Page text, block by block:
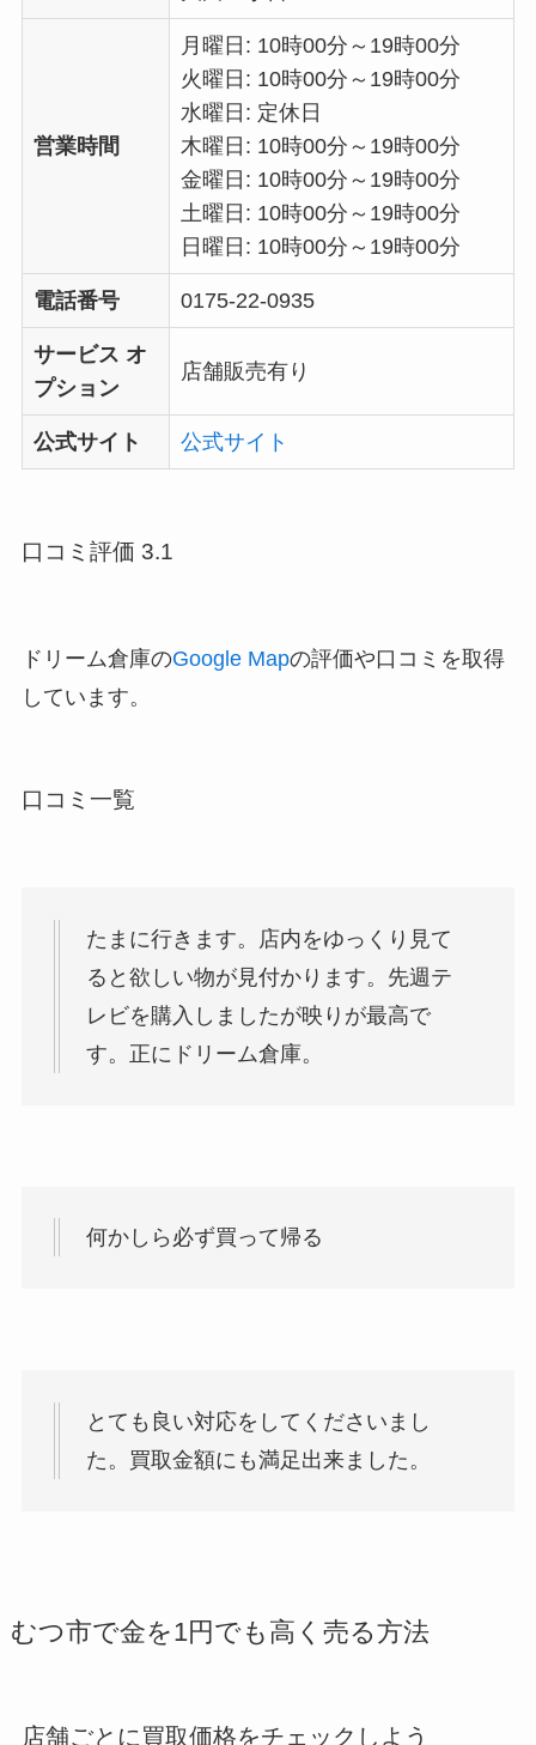
営業時間
月曜日: 10時00分～19時00分
火曜日: 10時00分～19時00分
水曜日: 定休日
木曜日: 10時00分～19時00分
金曜日: 10時00分～19時00分
土曜日: 10時00分～19時00分
日曜日: 10時00分～19時00分
電話番号 0175-22-0935
サービス オ
プション
店舗販売有り
公式サイト 公式サイト
口コミ評価 3.1
ドリーム倉庫のGoogle Mapの評価や口コミを取得
しています。
口コミ一覧
たまに行きます。店内をゆっくり見て
ると欲しい物が見付かります。先週テ
レビを購入しましたが映りが最高で
す。正にドリーム倉庫。
何かしら必ず買って帰る
とても良い対応をしてくださいまし
た。買取金額にも満足出来ました。
むつ市で金を1円でも高く売る方法
店舗ごとに買取価格をチェックしよう